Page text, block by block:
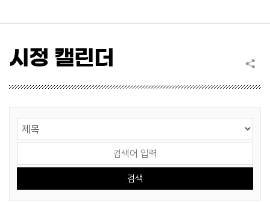
시정 캘린더